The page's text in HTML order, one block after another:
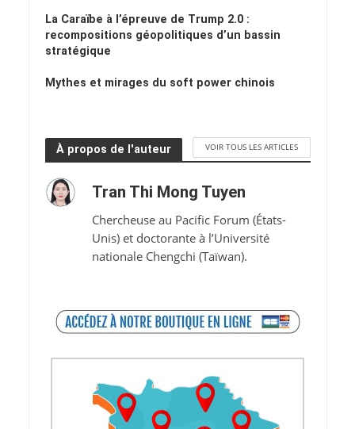
La Caraïbe à l’épreuve de Trump 2.0 :
recompositions géopolitiques d’un bassin
stratégique
Mythes et mirages du soft power chinois
À propos de l'auteur VOIR TOUS LES ARTICLES
Tran Thi Mong Tuyen
Chercheuse au Pacific Forum (États-
Unis) et doctorante à l’Université
nationale Chengchi (Taïwan).